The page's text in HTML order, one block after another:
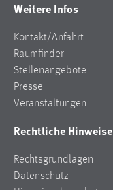
Weitere Infos
Kontakt/Anfahrt
Raumfinder
Stellenangebote
Presse
Veranstaltungen
Rechtliche Hinweise
Rechtsgrundlagen
Datenschutz